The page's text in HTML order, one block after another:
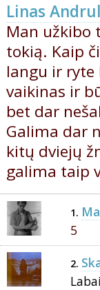
Linas
Man užkibo
tokią. Kaip
langu ir ryte
vaikinas ir
bet dar
Galima dar
kitų dviejų
galima taip
1.
5
2.